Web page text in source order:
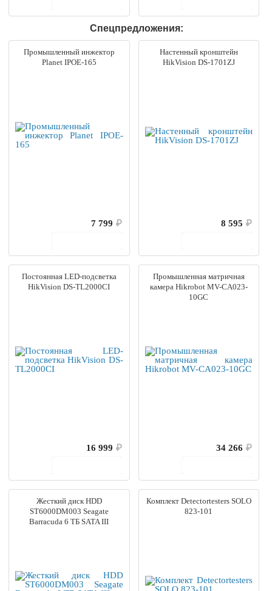
Спецпредложения:
Промышленный инжектор
Planet IPOE-165
7 799 ₽
Настенный кронштейн
HikVision DS-1701ZJ
8 595 ₽
Постоянная LED-подсветка
HikVision DS-TL2000CI
16 999 ₽
Промышленная матричная
камера Hikrobot MV-CA023-
10GC
34 266 ₽
Жесткий диск HDD
ST6000DM003 Seagate
Barracuda 6 ТБ SATA III
Комплект Detectortesters SOLO
823-101